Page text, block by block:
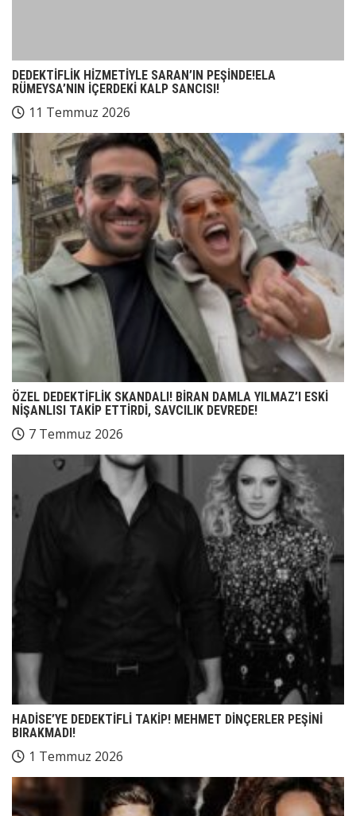
DEDEKTİFLİK HİZMETİYLE SARAN’IN PEŞİNDE!ELA
RÜMEYSA’NIN İÇERDEKİ KALP SANCISI!
11 Temmuz 2026
ÖZEL DEDEKTİFLİK SKANDALI! BİRAN DAMLA YILMAZ’I ESKİ
NİŞANLISI TAKİP ETTİRDİ, SAVCILIK DEVREDE!
7 Temmuz 2026
HADİSE’YE DEDEKTİFLİ TAKİP! MEHMET DİNÇERLER PEŞİNİ
BIRAKMADI!
1 Temmuz 2026